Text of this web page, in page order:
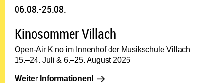
06.08.-25.08.
Kinosommer Villach
Open-Air Kino im Innenhof der Musikschule Villach
15.–24. Juli & 6.–25. August 2026
Weiter Informationen! Weiter Informationen!: 06.08.-